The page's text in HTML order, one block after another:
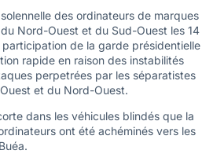
des ordinateurs de marques
Nord-Ouest et du Sud-Ouest les 14
de la garde présidentielle
rapide en raison des instabilités
perpetrées par les séparatistes
et du Nord-Ouest.
dans les véhicules blindés que la
ont été achéminés vers les